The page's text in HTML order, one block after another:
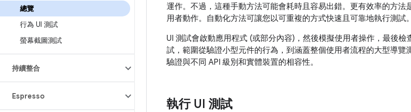
總覽
行為 UI 測試
螢幕截圖測試
持續整合
Espresso
運作。不過，這種手動方法可能會耗時且容易出錯。更有效率的方法
用者動作。自動化方法可讓您以可重複的方式快速且可靠地執行測試。
UI 測試會啟動應用程式 (或部分內容)，然後模擬使用者操作，最後
試，範圍從驗證小型元件的行為，到涵蓋整個使用者流程的大型導覽
驗證與不同 API 級別和實體裝置的相容性。
執行 UI 測試